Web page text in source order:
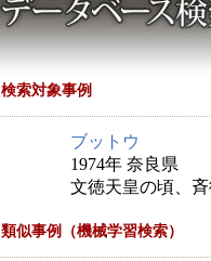
検索対象事例
ブットウ
1974年 奈良県
文徳天皇の頃、
類似事例（機械学習検索）